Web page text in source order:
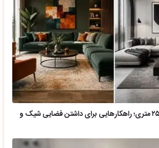
دکوراسیون پذیرایی ۲۵ متری؛ راهکارهایی برای داشتن فضایی شیک و